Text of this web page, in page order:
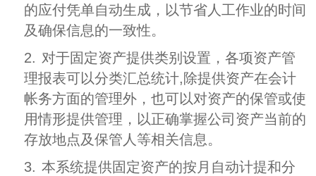
的应付凭单自动生成，以节省人工作业的时间
及确保信息的一致性。
2. 对于固定资产提供类别设置，各项资产管
理报表可以分类汇总统计,除提供资产在会计
帐务方面的管理外，也可以对资产的保管或使
用情形提供管理，以正确掌握公司资产当前的
存放地点及保管人等相关信息。
3. 本系统提供固定资产的按月自动计提和分